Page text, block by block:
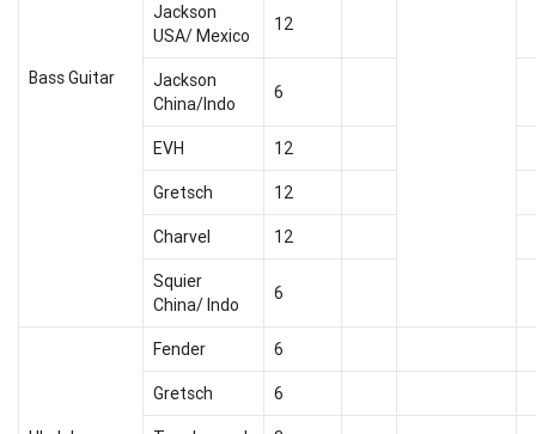
Bass Guitar
Jackson
USA/ Mexico
12
Jackson
China/Indo
6
EVH 12
Gretsch 12
Charvel 12
Squier
China/ Indo
6
Fender 6
Gretsch 6